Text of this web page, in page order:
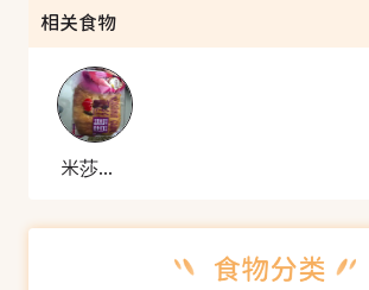
相关食物
米莎贝尔 椰丝葡萄面包